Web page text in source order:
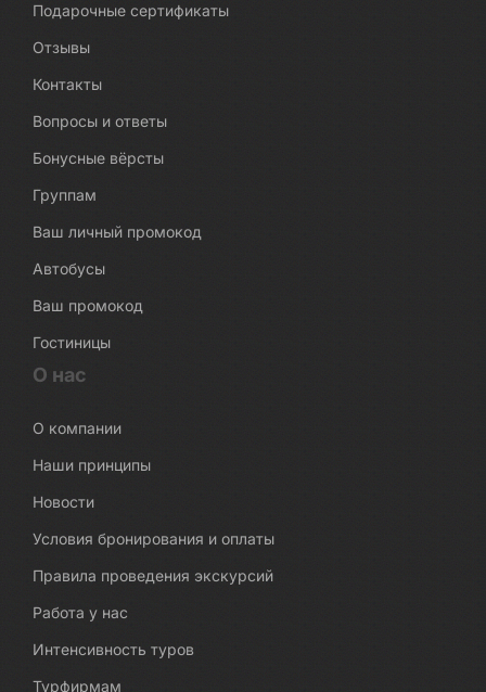
Подарочные сертификаты
Отзывы
Контакты
Вопросы и ответы
Бонусные вёрсты
Группам
Ваш личный промокод
Автобусы
Ваш промокод
Гостиницы
О нас
О компании
Наши принципы
Новости
Условия бронирования и оплаты
Правила проведения экскурсий
Работа у нас
Интенсивность туров
Турфирмам